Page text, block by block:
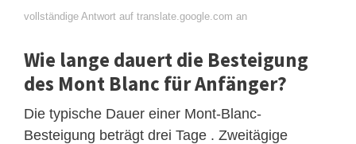
vollständige Antwort auf translate.google.com an
Wie lange dauert die Besteigung
des Mont Blanc für Anfänger?
Die typische Dauer einer Mont-Blanc-
Besteigung beträgt drei Tage . Zweitägige